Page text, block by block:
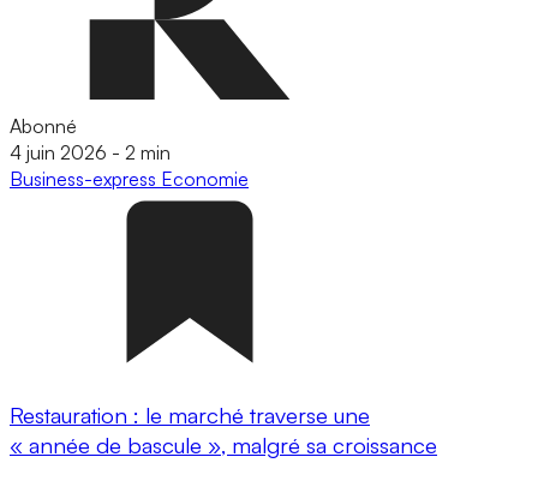
Abonné
4 juin 2026 - 2 min
Business-express Economie
Restauration : le marché traverse une
« année de bascule », malgré sa croissance